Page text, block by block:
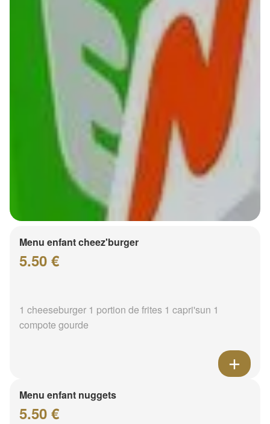
Menu enfant cheez'burger
5.50 €
1 cheeseburger 1 portion de frites 1 capri'sun 1
compote gourde
Menu enfant nuggets
5.50 €